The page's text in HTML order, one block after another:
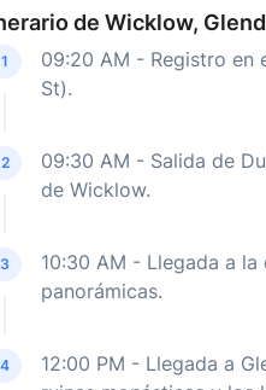
de Wicklow,
1
09:20 AM - Registro en
St).
2
09:30 AM - Salida de
de Wicklow.
3
10:30 AM - Llegada a
panorámicas.
4
12:00 PM - Llegada a